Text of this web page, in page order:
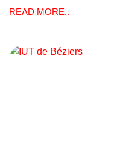
READ MORE..